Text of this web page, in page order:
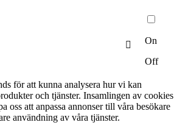
On
Off
för att kunna analysera hur vi kan
och tjänster. Insamlingen av cookies
oss att anpassa annonser till våra besökare
användning av våra tjänster.